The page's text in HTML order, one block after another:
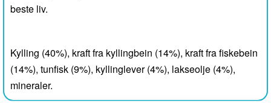
beste liv.
Kylling (40%), kraft fra kyllingbein (14%), kraft fra fiskebein
(14%), tunfisk (9%), kyllinglever (4%), lakseolje (4%),
mineraler.